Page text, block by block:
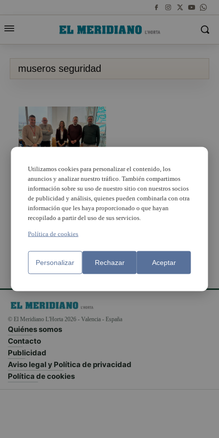
museros seguridad
Museros se reúne con
la Conselleria y la
Diputación para
mejorar la seguridad de
unas vías pecuarias del
municipio
© El Meridiano L'Horta 2026 - Valencia - España
Quiénes somos
Contacto
Publicidad
Aviso legal y Política de privacidad
Política de cookies
Utilizamos cookies para personalizar el contenido, los
anuncios y analizar nuestro tráfico. También compartimos
información sobre su uso de nuestro sitio con nuestros socios
de publicidad y análisis, quienes pueden combinarla con otra
información que les haya proporcionado o que hayan
recopilado a partir del uso de sus servicios.
Política de cookies
Personalizar Rechazar Aceptar